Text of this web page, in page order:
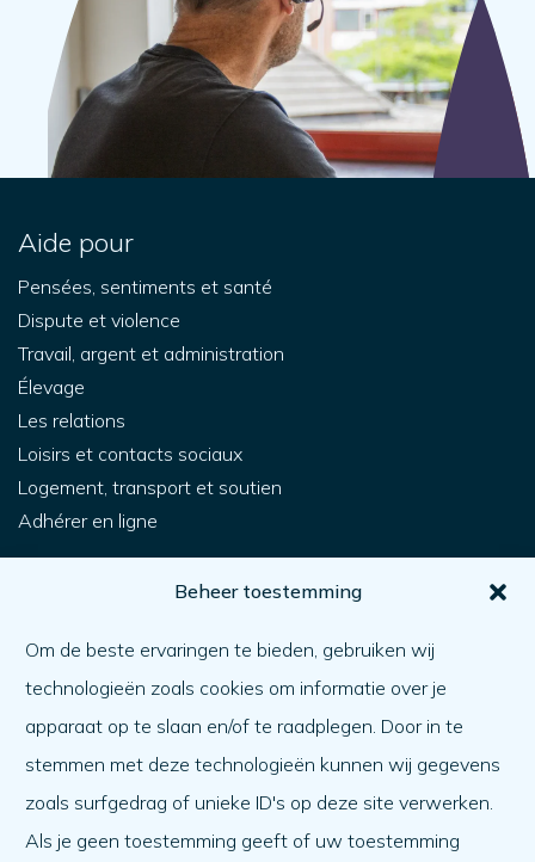
Beheer toestemming
Om de beste ervaringen te bieden, gebruiken wij
technologieën zoals cookies om informatie over je
apparaat op te slaan en/of te raadplegen. Door in te
stemmen met deze technologieën kunnen wij gegevens
zoals surfgedrag of unieke ID's op deze site verwerken.
Als je geen toestemming geeft of uw toestemming
Aide pour
Pensées, sentiments et santé
Dispute et violence
Travail, argent et administration
Élevage
Les relations
Loisirs et contacts sociaux
Logement, transport et soutien
Adhérer en ligne
Quoi de neuf ?
Ordre du jour
A propos de nous
A propos de nous